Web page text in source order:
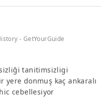
- GetYourGuide
tanitimsizligi
yere donmuş kaç ankaralı
cebellesiyor